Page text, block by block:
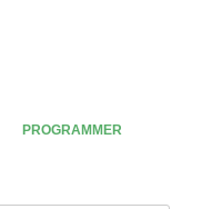
PROGRAMMER